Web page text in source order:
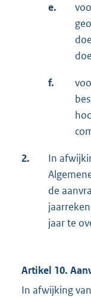
e.
f.
2.
In
de
jaar te
Artikel 10.
In afwijking